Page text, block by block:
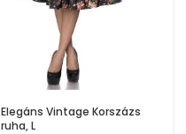
Elegáns Vintage Korszázs
ruha, L